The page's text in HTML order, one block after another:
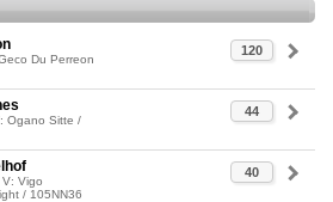
120
Du Perreon
44
Ogano Sitte /
40
Vigo
/ 105NN36